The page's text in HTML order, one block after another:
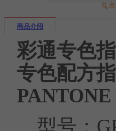
商品介绍
彩通专色
专色配方指
型号：